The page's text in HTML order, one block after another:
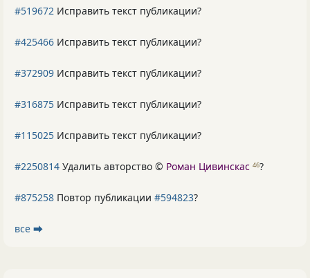
#519672 Исправить текст публикации?
#425466 Исправить текст публикации?
#372909 Исправить текст публикации?
#316875 Исправить текст публикации?
#115025 Исправить текст публикации?
#2250814 Удалить авторство © Роман Цивинскас 46?
#875258 Повтор публикации #594823?
все ⮕